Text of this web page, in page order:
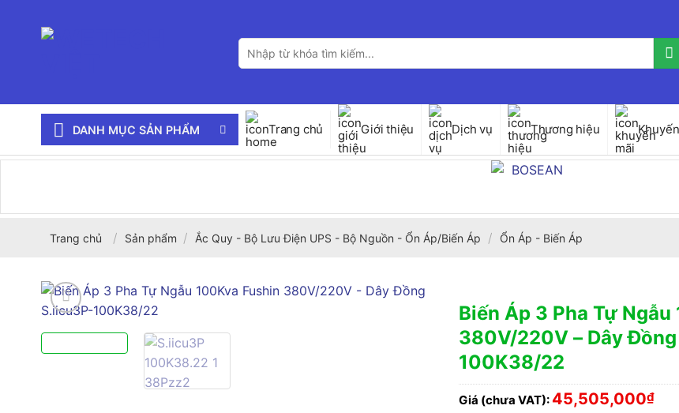
Tìm
kiếm:
DANH MỤC SẢN PHẨM Trang chủ Giới thiệu Dịch vụ Thương hiệu
Trang chủ / Sản phẩm / Ắc Quy - Bộ Lưu Điện UPS - Bộ Nguồn - Ổn Áp/Biến Áp / Ổn Áp - Biến Áp
Biến Áp 3 Pha Tự Ngẫu
380V/220V – Dây
100K38/22
Giá (chưa VAT): 45,505,000₫